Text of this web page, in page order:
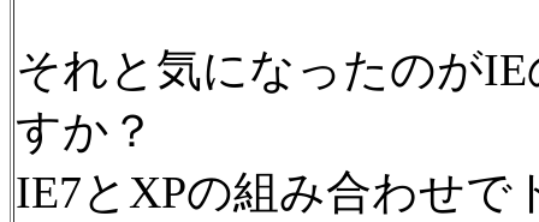
それと気になったのが
すか？
IE7とXPの組み合わせ